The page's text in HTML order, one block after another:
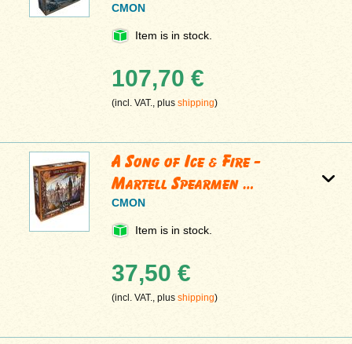
CMON
Item is in stock.
107,70 €
(incl. VAT., plusshipping)
A Song of Ice & Fire -
Martell Spearmen …
CMON
Item is in stock.
37,50 €
(incl. VAT., plusshipping)